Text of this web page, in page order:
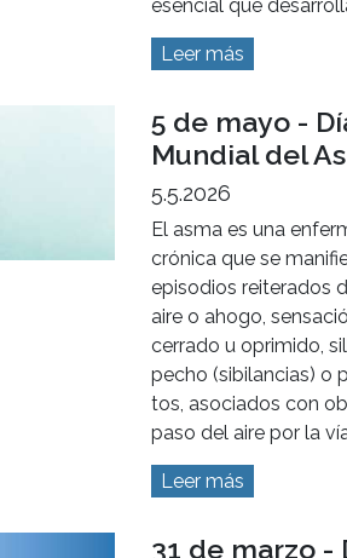
12.5.2026
En este día
enfermeros y las
con responsabilidad,
cuidado a nuestros
quienes forman parte
equipos de salud,
reconocimiento por
esencial que
Leer más
5 de mayo -
Mundial del
5.5.2026
El asma es una